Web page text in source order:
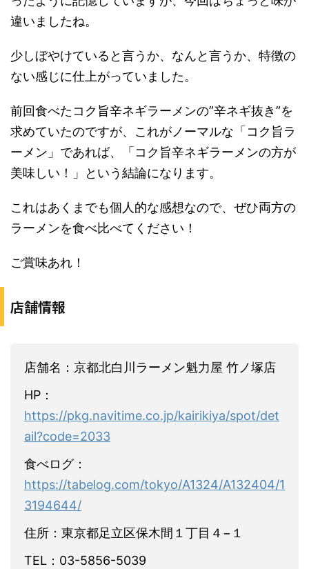
違いましたね。
少しぼやけていると言うか、なんと言うか、特徴の
ない感じに仕上がっていました。
前回食べたコク旨辛ネギラーメンの”辛ネギ抜き”を
求めていたのですが、これがノーマルな「コク旨ラ
ーメン」であれば、「コク旨辛ネギラーメンの方が
美味しい！」という結論になります。
これはあくまでも個人的な感想なので、ぜひ両方の
ラーメンを食べ比べてください！
ご賞味あれ！
店舗情報
店舗名：京都北白川ラーメン魁力屋 竹ノ塚店
HP：
https://pkg.navitime.co.jp/kairikiya/spot/det
ail?code=2033
食べログ：
https://tabelog.com/tokyo/A1324/A132404/1
3194644/
住所：東京都足立区保木間１丁目４−１
TEL：03-5856-5039